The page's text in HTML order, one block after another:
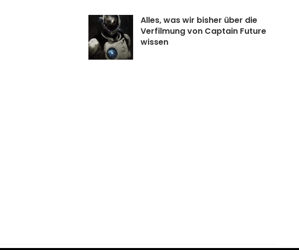
Alles, was wir bisher über die
Verfilmung von Captain Future
wissen